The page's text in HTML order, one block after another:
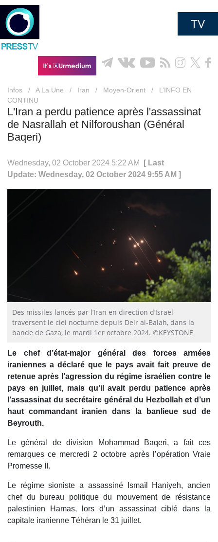
TV
Infos / A La Une / Iran / Moyen-Orient /
L’INFO EN
CONTINU
L'Iran a perdu patience après l'assassinat
de Nasrallah et Nilforoushan (Général
Baqeri)
Wednesday, 02 October 2024 5:22 AM
[ Last
Update: Wednesday, 02 October 2024 9:55 AM ]
Des missiles lancés par l’Iran en direction d’Israël
traversent le ciel nocturne depuis Deir al-Balah, dans la
bande de Gaza, le mardi 1er octobre 2024. ©KEYSTONE
Le chef d’état-major général des forces armées
iraniennes a déclaré que le pays avait fait preuve de
retenue après l’agression du régime israélien contre le
pays en juillet, mais qu’il avait perdu patience après
l’assassinat du secrétaire général du Hezbollah et d’un
haut commandant iranien dans la banlieue sud de
Beyrouth.
Le général de division Mohammad Baqeri, a fait ces
remarques ce mercredi 2 octobre après l’opération Vraie
Promesse II.
Le régime sioniste a assassiné Ismaïl Haniyeh, ancien
chef du bureau politique du mouvement de résistance
palestinien Hamas, lors d’un assassinat ciblé dans la
capitale iranienne Téhéran le 31 juillet.